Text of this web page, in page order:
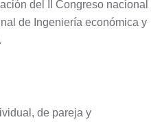
del II Congreso nacional
de Ingeniería económica y
de pareja y